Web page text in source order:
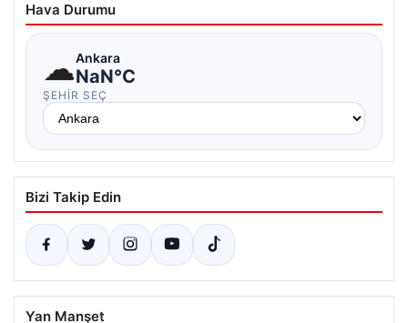
Hava Durumu
☁Ankara
NaN°C
ŞEHIR SEÇ
Bizi Takip Edin
Yan Manşet